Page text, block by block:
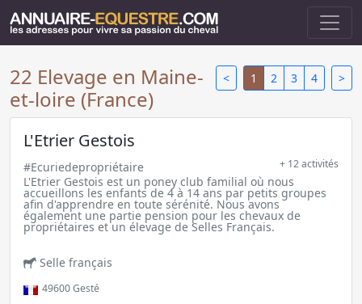
< 1 2 3 4 >
22 Elevage en Maine-
et-loire (France)
L'Etrier Gestois
#Ecuriedepropriétaire + 12 activités
L'Etrier Gestois est un poney club familial où nous
accueillons les enfants de 4 à 14 ans par petits groupes
afin d'apprendre en toute sérénité. Nous avons
également une partie pension pour les chevaux de
propriétaires et un élevage de Selles Français.
Selle français
49600Gesté